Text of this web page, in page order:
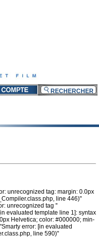
unrecognized tag: margin: 0.0px
line 446)"
unrecognized tag ''
evaluated template line 1]: syntax
Helvetica; color: #000000; min-
error: [in evaluated
line 590)"